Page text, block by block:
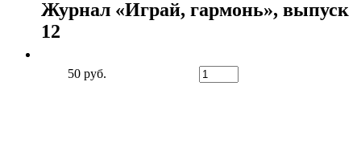
Журнал «Играй, гармонь», выпуск
12
50 руб.